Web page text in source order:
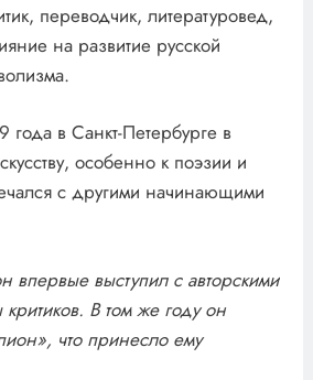
переводчик, литературовед,
на развитие русской
в Санкт-Петербурге в
особенно к поэзии и
с другими начинающими
впервые выступил с авторскими
В том же году он
что принесло ему